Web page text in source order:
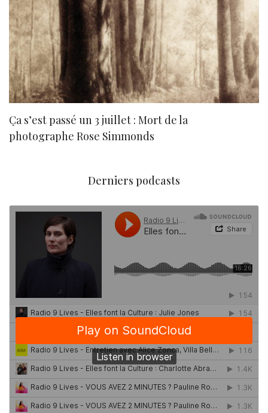
Ça s’est passé un 3 juillet : Mort de la
photographe Rose Simmonds
Derniers podcasts